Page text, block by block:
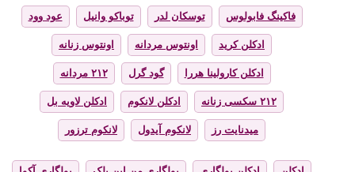
فاکینگ فابولوس توسکان لدر توباکو وانیل عود وود
ادکلن کرید اونتوس مردانه اونتوس زنانه
ادکلن کارولینا هررا گود گرل ۲۱۲ مردانه
۲۱۲ سکسی زنانه ادکلن لانکوم ادکلن لاویه بل
میدنایت رز لانکوم آیدول لانکوم ترزور